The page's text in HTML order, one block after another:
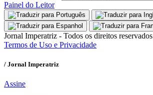
Painel do Leitor
Jornal Imperatriz - Todos os direitos reservados
Termos de Uso e Privacidade
/ Jornal Imperatriz
Assine